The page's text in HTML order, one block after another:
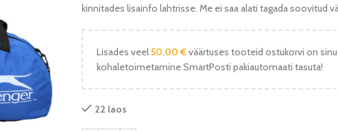
kinnitades lisainfo lahtrisse. Me ei saa alati tagada soovitud
Lisades veel50,00 €väärtuses tooteid ostukorvi on
kohaletoimetamine SmartPosti pakiautomaati tasuta!
22 laos